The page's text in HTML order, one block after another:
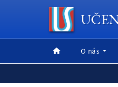
O nás